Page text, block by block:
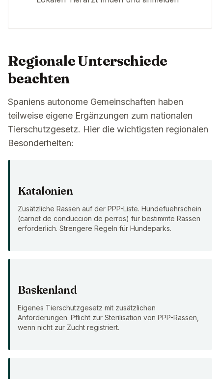
Regionale Unterschiede
beachten
Spaniens autonome Gemeinschaften haben
teilweise eigene Ergänzungen zum nationalen
Tierschutzgesetz. Hier die wichtigsten regionalen
Besonderheiten:
Katalonien
Zusätzliche Rassen auf der PPP-Liste. Hundefuehrschein
(carnet de conduccion de perros) für bestimmte Rassen
erforderlich. Strengere Regeln für Hundeparks.
Baskenland
Eigenes Tierschutzgesetz mit zusätzlichen
Anforderungen. Pflicht zur Sterilisation von PPP-Rassen,
wenn nicht zur Zucht registriert.